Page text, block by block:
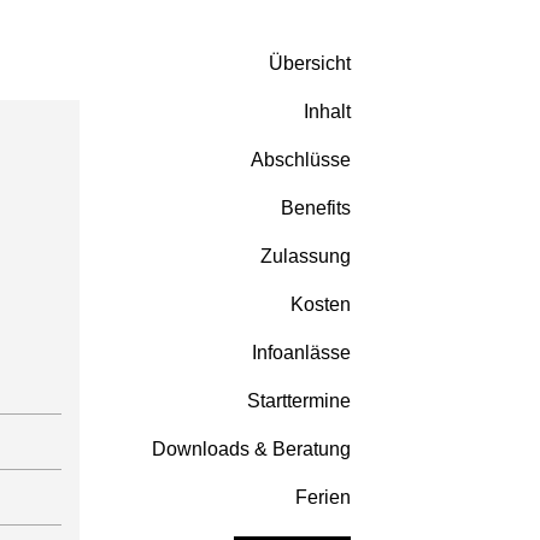
SprunglinksÜbersicht
Inhalt
Abschlüsse
Benefits
Zulassung
Kosten
Infoanlässe
Starttermine
Downloads & Beratung
Ferien